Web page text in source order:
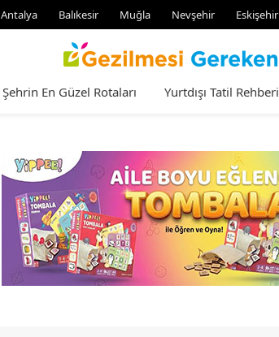
Antalya Balıkesir Muğla Nevşehir Eskişehir
Şehrin En Güzel Rotaları Yurtdışı Tatil Rehberi